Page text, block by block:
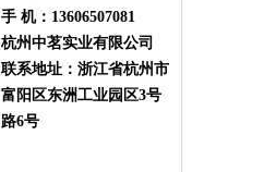
手 机：13606507081
杭州中茗实业有限公司
联系地址：浙江省杭州市
富阳区东洲工业园区3号
路6号